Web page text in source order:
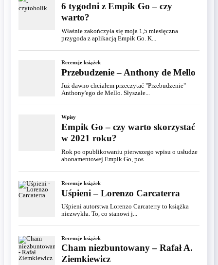
6 tygodni z Empik Go – czy
warto?
Właśnie zakończyła się moja 1,5 miesięczna
przygoda z aplikacją Empik Go. K...
Recenzje książek
Przebudzenie – Anthony de Mello
Już dawno chciałem przeczytać "Przebudzenie"
Anthony'ego de Mello. Słyszałe...
Wpisy
Empik Go – czy warto skorzystać
w 2021 roku?
Rok po opublikowaniu pierwszego wpisu o usłudze
abonamentowej Empik Go, pos...
Recenzje książek
Uśpieni – Lorenzo Carcaterra
Uśpieni autorstwa Lorenzo Carcaterry to książka
niezwykła. To, co stanowi j...
Recenzje książek
Cham niezbuntowany – Rafał A.
Ziemkiewicz